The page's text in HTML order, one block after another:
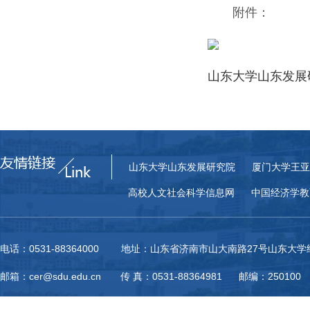
附件：
山东大学山东发
山东大学山东发展研究院 厦门大学王
高校人文社会科学信息网 中国经济学
电话：0531-88364000 地址：山东省济南市山大南路27号山东大学
邮箱：cer@sdu.edu.cn 传 真：0531-88364981 邮编：250100